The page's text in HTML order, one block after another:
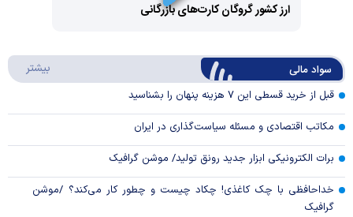
Video
Video
ارز کشور گروگان کارت‌های بازرگانی
سواد مالی بیشتر
قبل از خرید قسطی این ۷ هزینه پنهان را بشناسید
مکاتب اقتصادی و مسئله سیاست‌گذاری در ایران
برات الکترونیکی ابزار جدید رونق تولید/ موشن گرافیک
خداحافظی با چک کاغذی! چکاد چیست و چطور کار می‌کند؟ /موشن
گرافیک